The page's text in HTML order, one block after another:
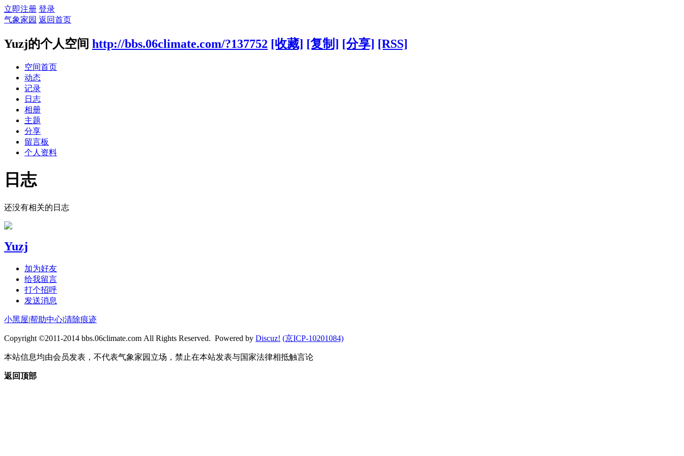
立即注册 登录
气象家园 返回首页
Yuzj的个人空间 http://bbs.06climate.com/?137752 [收藏] [复制] [分享] [RSS]
空间首页
动态
记录
日志
相册
主题
分享
留言板
个人资料
日志
还没有相关的日志
Yuzj
加为好友
给我留言
打个招呼
发送消息
小黑屋|帮助中心|清除痕迹
Copyright ©2011-2014 bbs.06climate.com All Rights Reserved. Powered by Discuz! (京ICP-10201084)
本站信息均由会员发表，不代表气象家园立场，禁止在本站发表与国家法律相抵触言论
返回顶部